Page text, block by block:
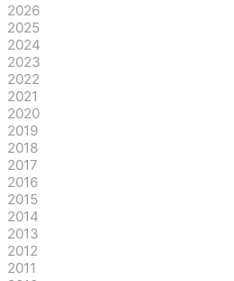
2026
2025
2024
2023
2022
2021
2020
2019
2018
2017
2016
2015
2014
2013
2012
2011